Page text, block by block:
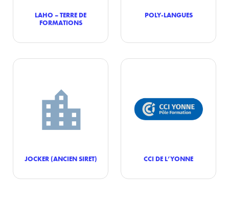
LAHO – TERRE DE
FORMATIONS
POLY-LANGUES
JOCKER (ANCIEN SIRET) CCI DE L’YONNE